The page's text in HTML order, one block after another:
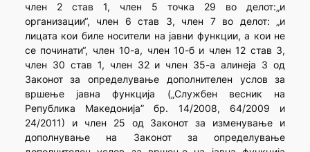
член 2 став 1, член 5 точка 29 во делот:„и
организации“, член 6 став 3, член 7 во делот: „и
лицата кои биле носители на јавни функции, а кои не
се починати“, член 10-а, член 10-б и член 12 став 3,
член 30 став 1, член 32 и член 35-а алинеја 3 од
Законот за определување дополнителен услов за
вршење јавна функција („Службен весник на
Република Македонија” бр. 14/2008, 64/2009 и
24/2011) и член 25 од Законот за изменување и
дополнување на Законот за определување